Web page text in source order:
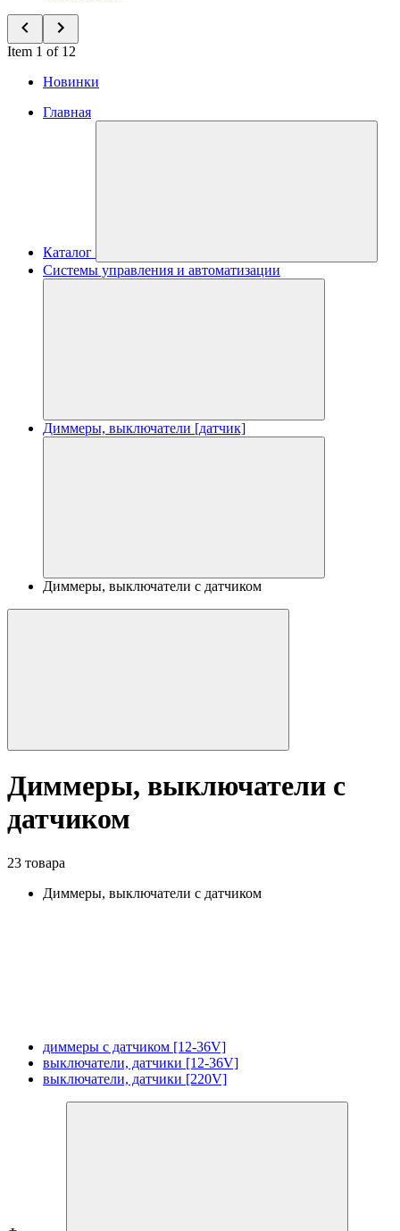
Item 1 of 12
Новинки
Главная
Каталог
Системы управления и автоматизации
Диммеры, выключатели [датчик]
Диммеры, выключатели с датчиком
Диммеры, выключатели с
датчиком
23 товара
Диммеры, выключатели с датчиком
диммеры с датчиком [12-36V]
выключатели, датчики [12-36V]
выключатели, датчики [220V]